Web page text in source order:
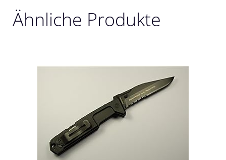
Ähnliche Produkte